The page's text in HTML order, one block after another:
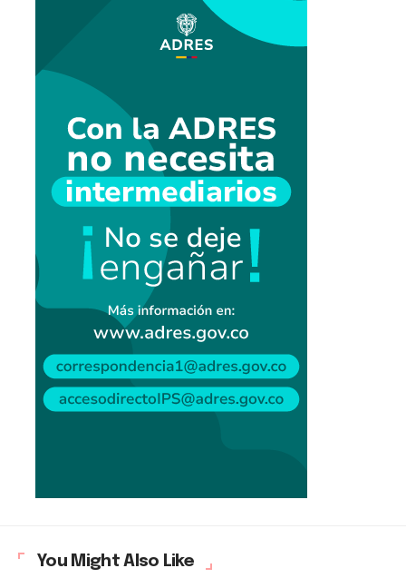
You Might Also Like